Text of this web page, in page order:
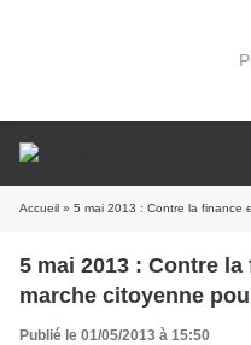
Accueil » 5 mai 2013 : Contre la finance et
5 mai 2013 : Contre
marche citoyenne
Publié le 01/05/2013 à 15:50